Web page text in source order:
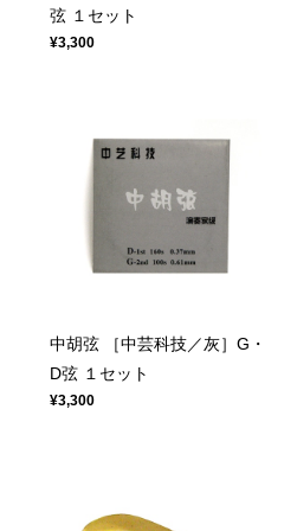
弦 １セット
¥3,300
中胡弦 ［中芸科技／灰］G・
D弦 １セット
¥3,300